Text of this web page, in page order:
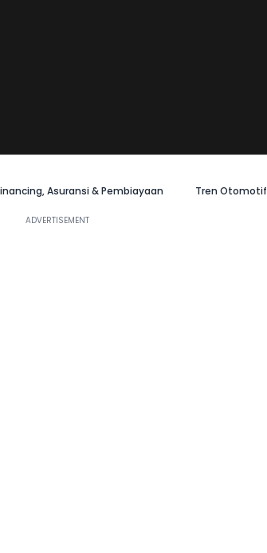
Asuransi & Pembiayaan Tren Otomotif